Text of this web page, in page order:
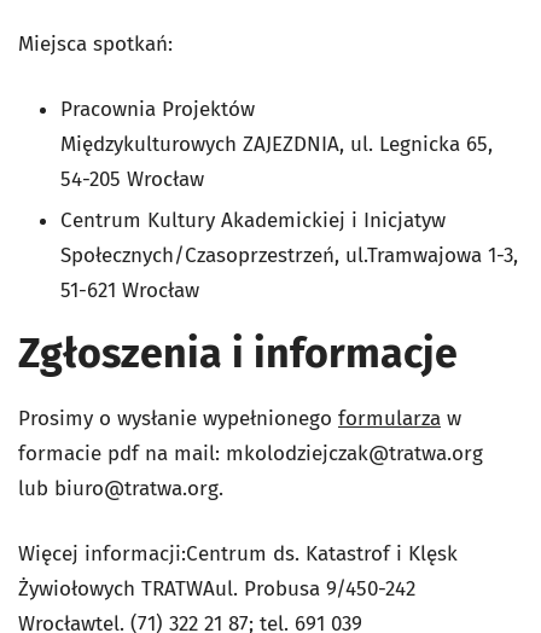
Miejsca spotkań:
Pracownia Projektów
Międzykulturowych ZAJEZDNIA, ul. Legnicka 65,
54-205 Wrocław
Centrum Kultury Akademickiej i Inicjatyw
Społecznych/Czasoprzestrzeń, ul.Tramwajowa 1-3,
51-621 Wrocław
Zgłoszenia i informacje
Prosimy o wysłanie wypełnionego formularza w
formacie pdf na mail: mkolodziejczak@tratwa.org
lub biuro@tratwa.org.
Więcej informacji:Centrum ds. Katastrof i Klęsk
Żywiołowych TRATWAul. Probusa 9/450-242
Wrocławtel. (71) 322 21 87; tel. 691 039